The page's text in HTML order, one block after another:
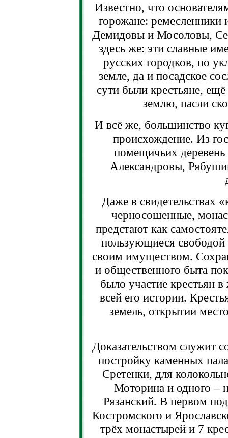
Известно, что
горожане: ремесленники
Демидовы и Мосоловы,
здесь же: эти славные
русских городков, по
земле, да и посадское
сути были крестьяне,
землю, пасли
И всё же, большинство
происхождение. Из
помещичьих
Александровы,
Даже в свидетельствах
черносошенные,
предстают как
пользующиеся
своим имуществом.
и общественного быта
было участие крестьян
всей его истории.
земель, открытии
Доказательством служит
постройку каменных
Сретенки, для
Моторина и одного –
Рязанский. В первом
Костромского и
трёх монастырей и 7